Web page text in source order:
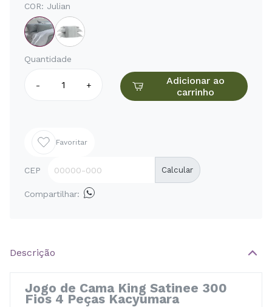
COR: Julian
Quantidade
- +
Adicionar ao
carrinho
Favoritar
CEP Calcular
Compartilhar:
Descrição
Jogo de Cama King Satinee 300
Fios 4 Peças Kacyumara